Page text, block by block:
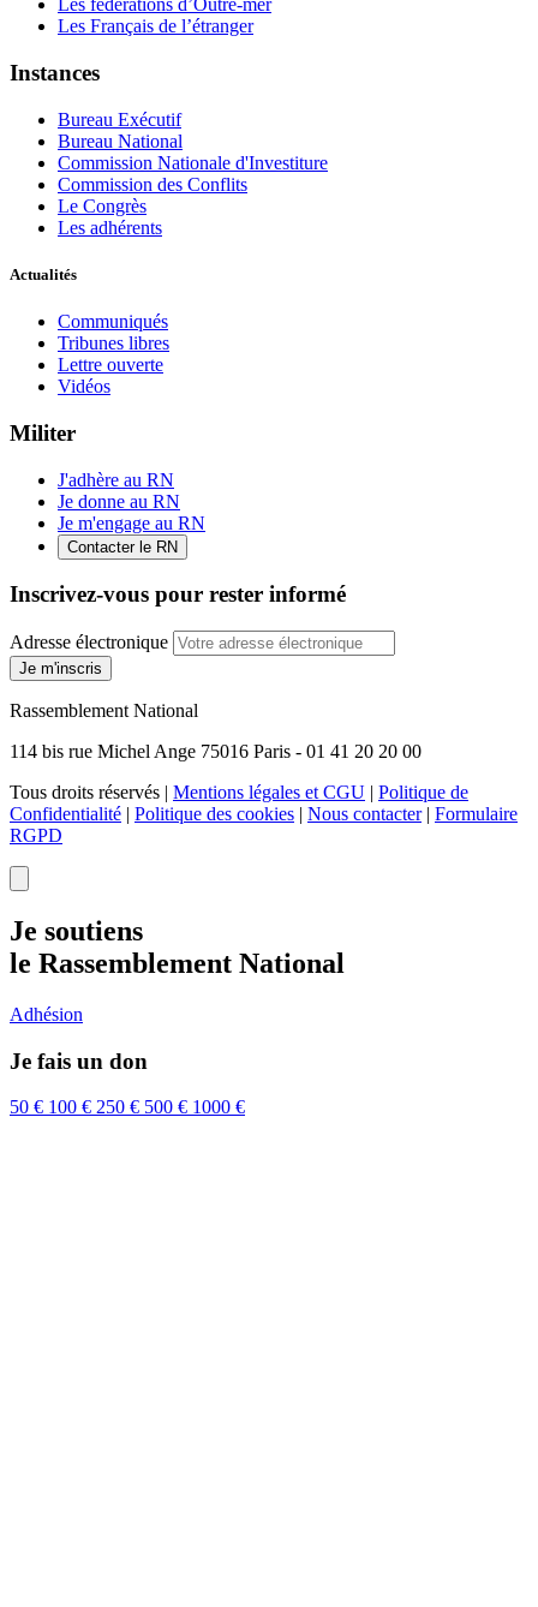
Les fédérations d’Outre-mer
Les Français de l’étranger
Instances
Bureau Exécutif
Bureau National
Commission Nationale d'Investiture
Commission des Conflits
Le Congrès
Les adhérents
Actualités
Communiqués
Tribunes libres
Lettre ouverte
Vidéos
Militer
J'adhère au RN
Je donne au RN
Je m'engage au RN
Contacter le RN
Inscrivez-vous pour rester informé
Adresse électronique
Je m'inscris
Rassemblement National
114 bis rue Michel Ange 75016 Paris - 01 41 20 20 00
Tous droits réservés | Mentions légales et CGU | Politique de
Confidentialité | Politique des cookies | Nous contacter| Formulaire
RGPD
Je soutiens
le Rassemblement National
Adhésion
Je fais un don
50 € 100 € 250 € 500 € 1000 €